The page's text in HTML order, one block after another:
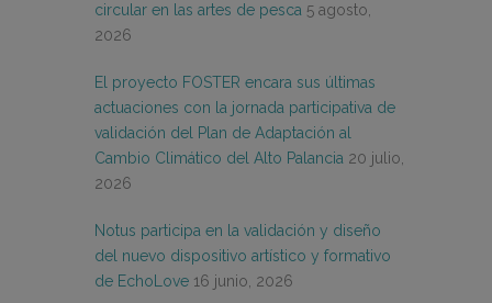
circular en las artes de pesca 5 agosto,
2026
El proyecto FOSTER encara sus últimas
actuaciones con la jornada participativa de
validación del Plan de Adaptación al
Cambio Climático del Alto Palancia 20 julio,
2026
Notus participa en la validación y diseño
del nuevo dispositivo artístico y formativo
de EchoLove 16 junio, 2026